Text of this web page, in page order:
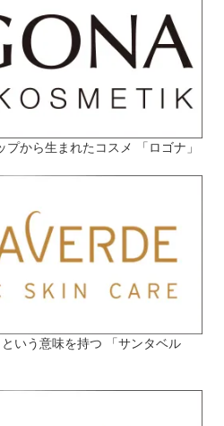
プから生まれたコスメ 「ロゴナ」
いう意味を持つ 「サンタベル